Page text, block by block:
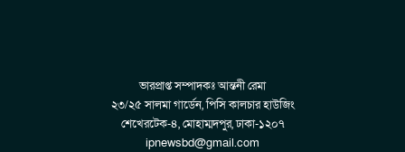
ভারপ্রাপ্ত সম্পাদকঃ আন্তনী রেমা
২৩/২৫ সালমা গার্ডেন, পিসি কালচার হাউজিং
শেখেরটেক-৪, মোহাম্মদপুর, ঢাকা-১২০৭
ipnewsbd@gmail.com